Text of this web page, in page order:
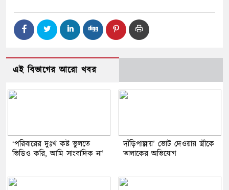
এই বিভাগের আরো খবর
‘পরিবারের দুঃখ কষ্ট ভুলতে
ভিডিও করি, আমি সাংবাদিক না’
দাঁড়িপাল্লায়’ ভোট দেওয়ায় স্ত্রীকে
তালাকের অভিযোগ